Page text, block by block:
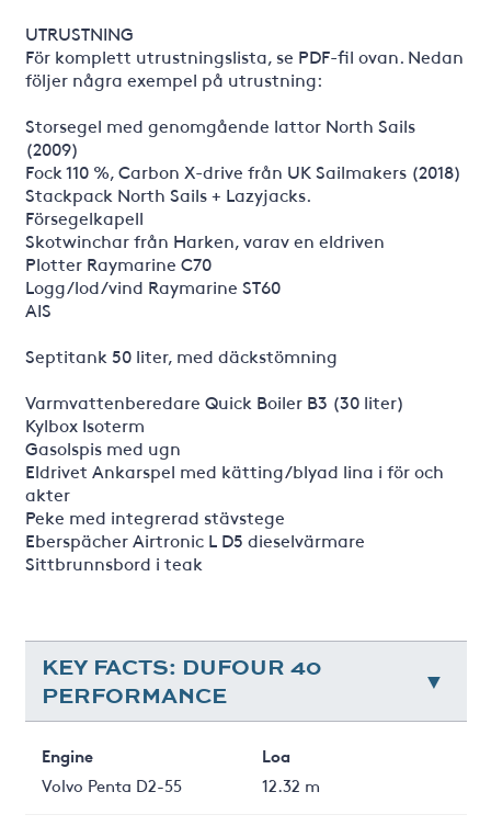
UTRUSTNING
För komplett utrustningslista, se PDF-fil ovan. Nedan
följer några exempel på utrustning:
Storsegel med genomgående lattor North Sails
(2009)
Fock 110 %, Carbon X-drive från UK Sailmakers (2018)
Stackpack North Sails + Lazyjacks.
Försegelkapell
Skotwinchar från Harken, varav en eldriven
Plotter Raymarine C70
Logg/lod/vind Raymarine ST60
AIS
Septitank 50 liter, med däckstömning
Varmvattenberedare Quick Boiler B3 (30 liter)
Kylbox Isoterm
Gasolspis med ugn
Eldrivet Ankarspel med kätting/blyad lina i för och
akter
Peke med integrerad stävstege
Eberspächer Airtronic L D5 dieselvärmare
Sittbrunnsbord i teak
KEY FACTS: DUFOUR 40
PERFORMANCE
Engine
Volvo Penta D2-55
Loa
12.32 m